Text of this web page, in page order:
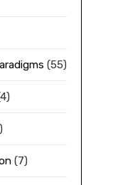
(55)
(7)